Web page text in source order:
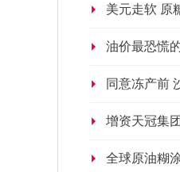
美元走软 原
油价最恐慌
同意冻产前
增资天冠集
全球原油糊